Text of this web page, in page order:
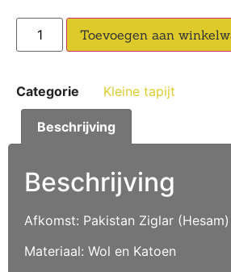
Toevoegen aan
Categorie Kleine tapijt
Beschrijving
Beschrijving
Afkomst: Pakistan Ziglar (Hesam)
Materiaal: Wol en Katoen